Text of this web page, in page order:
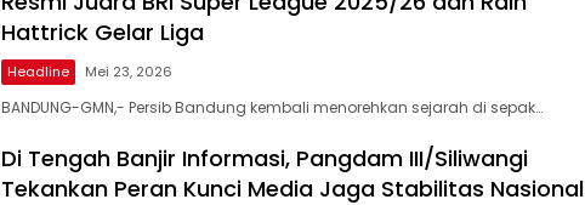
Hattrick Gelar Liga
Headline Mei 23, 2026
BANDUNG-GMN,- Persib Bandung kembali menorehkan sejarah di sepak…
Di Tengah Banjir Informasi, Pangdam III/Siliwangi
Tekankan Peran Kunci Media Jaga Stabilitas Nasional